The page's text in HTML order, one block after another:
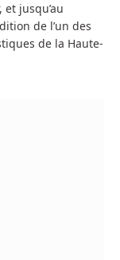
jusqu’au
de l’un des
de la Haute-